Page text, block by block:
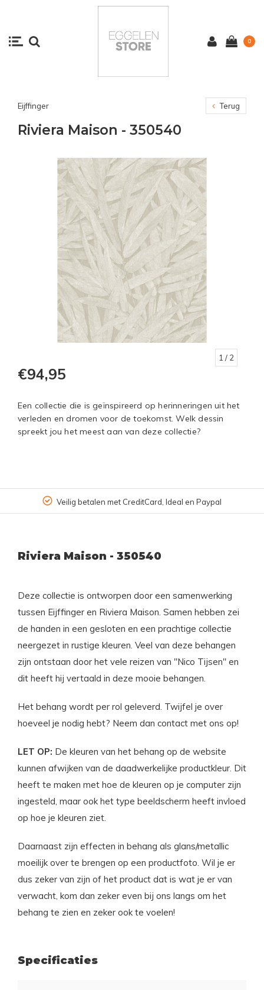
0
Eijffinger Terug
Riviera Maison - 350540
1 / 2
€94,95
Een collectie die is geïnspireerd op herinneringen uit het
verleden en dromen voor de toekomst. Welk dessin
spreekt jou het meest aan van deze collectie?
Veilig betalen met CreditCard, Ideal en Paypal
Riviera Maison - 350540
Deze collectie is ontworpen door een samenwerking
tussen Eijffinger en Riviera Maison. Samen hebben zei
de handen in een gesloten en een prachtige collectie
neergezet in rustige kleuren. Veel van deze behangen
zijn ontstaan door het vele reizen van "Nico Tijsen" en
dit heeft hij vertaald in deze mooie behangen.
Het behang wordt per rol geleverd. Twijfel je over
hoeveel je nodig hebt? Neem dan contact met ons op!
LET OP: De kleuren van het behang op de website
kunnen afwijken van de daadwerkelijke productkleur. Dit
heeft te maken met hoe de kleuren op je computer zijn
ingesteld, maar ook het type beeldscherm heeft invloed
op hoe je kleuren ziet.
Daarnaast zijn effecten in behang als glans/metallic
moeilijk over te brengen op een productfoto. Wil je er
dus zeker van zijn of het product dat is wat je er van
verwacht, kom dan zeker even bij ons langs om het
behang te zien en zeker ook te voelen!
Specificaties